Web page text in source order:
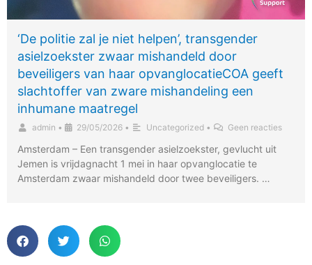
‘De politie zal je niet helpen’, transgender
asielzoekster zwaar mishandeld door
beveiligers van haar opvanglocatieCOA geeft
slachtoffer van zware mishandeling een
inhumane maatregel
admin • 29/05/2026 • Uncategorized • Geen reacties
Amsterdam – Een transgender asielzoekster, gevlucht uit
Jemen is vrijdagnacht 1 mei in haar opvanglocatie te
Amsterdam zwaar mishandeld door twee beveiligers. …